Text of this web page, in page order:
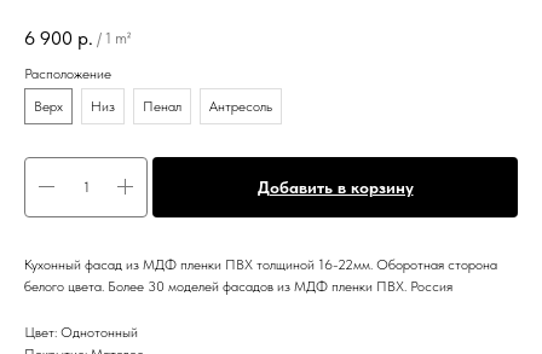
6 900 р. / 1 m²
Расположение
Верх
Низ Пенал Антресоль
Добавить в корзину
Кухонный фасад из МДФ пленки ПВХ толщиной 16-22мм. Оборотная сторона
белого цвета. Более 30 моделей фасадов из МДФ пленки ПВХ. Россия
Цвет: Однотонный